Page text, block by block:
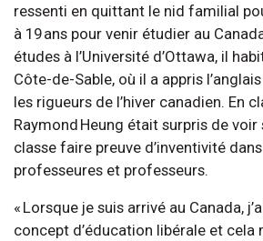
ressenti en quittant le nid familial
à 19 ans pour venir étudier au
études à l’Université d’Ottawa, il
Côte-de-Sable, où il a appris
les rigueurs de l’hiver canadien. En
Raymond Heung était surpris de
classe faire preuve d’inventivité
professeures et professeurs.
« Lorsque je suis arrivé au Canada,
concept d’éducation libérale et cela